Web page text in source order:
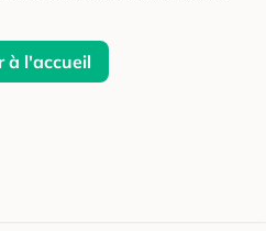
à l'accueil